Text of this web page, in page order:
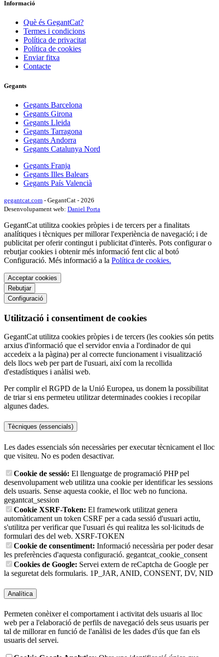
Informació
Què és GegantCat?
Termes i condicions
Política de privacitat
Política de cookies
Enviar fitxa
Contacte
Gegants
Gegants Barcelona
Gegants Girona
Gegants Lleida
Gegants Tarragona
Gegants Andorra
Gegants Catalunya Nord
Gegants Franja
Gegants Illes Balears
Gegants País Valencià
gegantcat.com - GegantCat - 2026
Desenvolupament web: Daniel Porta
GegantCat utilitza cookies pròpies i de tercers per a finalitats
analítiques i tècniques per millorar l'experiència de navegació; i de
publicitat per oferir contingut i publicitat d'interès. Pots configurar o
rebutjar cookies i obtenir més informació fent clic al botó
Configuració. Més informació a la Política de cookies.
Acceptar cookies
Rebutjar
Configuració
Utilització i consentiment de cookies
GegantCat utilitza cookies pròpies i de tercers (les cookies són petits
arxius d'informació que el servidor envia a l'ordinador de qui
accedeix a la pàgina) per al correcte funcionament i visualització
dels llocs web per part de l'usuari, així com la recollida
d'estadístiques i anàlisi web.
Per complir el RGPD de la Unió Europea, us donem la possibilitat
de triar si ens permeteu utilitzar determinades cookies i recopilar
algunes dades.
Tècniques (essencials)
Les dades essencials són necessàries per executar tècnicament el lloc
que visiteu. No es poden desactivar.
Cookie de sessió: El llenguatge de programació PHP pel
desenvolupament web utilitza una cookie per identificar les sessions
dels usuaris. Sense aquesta cookie, el lloc web no funciona.
gegantcat_session
Cookie XSRF-Token: El framework utilitzat genera
automàticament un token CSRF per a cada sessió d'usuari actiu,
s'utilitza per verificar que l'usuari és qui realitza les sol·licituds de
formulari des del web. XSRF-TOKEN
Cookie de consentiment: Informació necessària per poder desar
les preferències d'aquesta configuració. gegantcat_cookie_consent
Cookies de Google: Servei extern de reCaptcha de Google per
la seguretat dels formularis. 1P_JAR, ANID, CONSENT, DV, NID
Analítica
Permeten conèixer el comportament i activitat dels usuaris al lloc
web per a l'elaboració de perfils de navegació dels seus usuaris per
tal de millorar en funció de l'anàlisi de les dades d'ús que fan els
usuaris del servei.